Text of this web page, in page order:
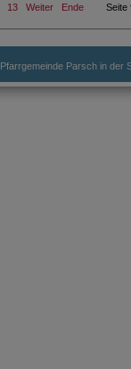
13 Weiter Ende Seite
Pfarrgemeinde Parsch in der